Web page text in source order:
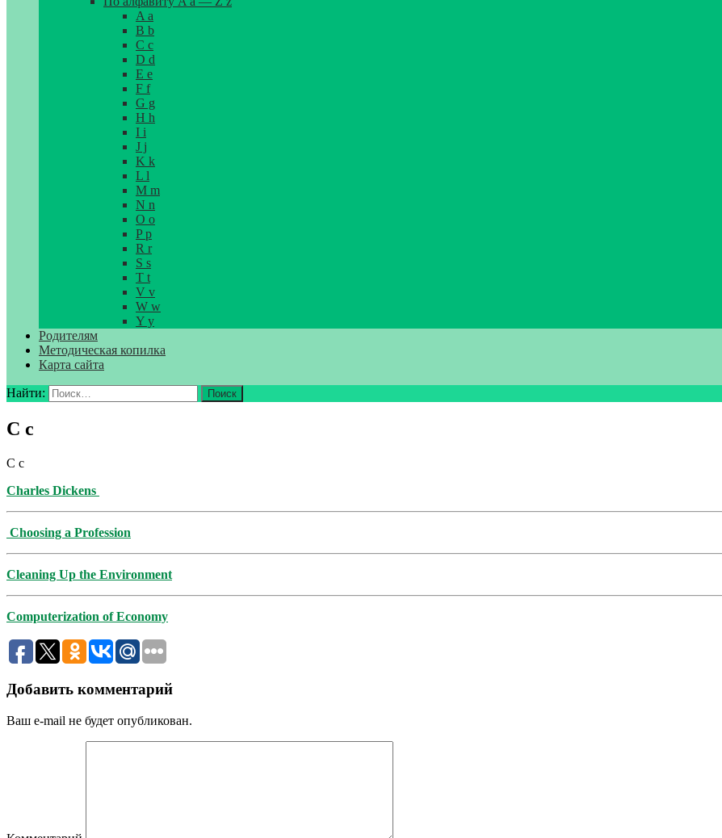
A a
B b
C c
D d
E e
F f
G g
H h
I i
J j
K k
L l
M m
N n
O o
P p
R r
S s
T t
V v
W w
Y y
Родителям
Методическая копилка
Карта сайта
Найти:
C c
C c
Charles Dickens
Choosing a Profession
Cleaning Up the Environment
Computerization of Economy
Добавить комментарий
Ваш e-mail не будет опубликован.